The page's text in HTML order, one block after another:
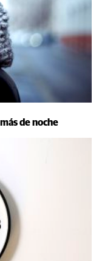
de noche